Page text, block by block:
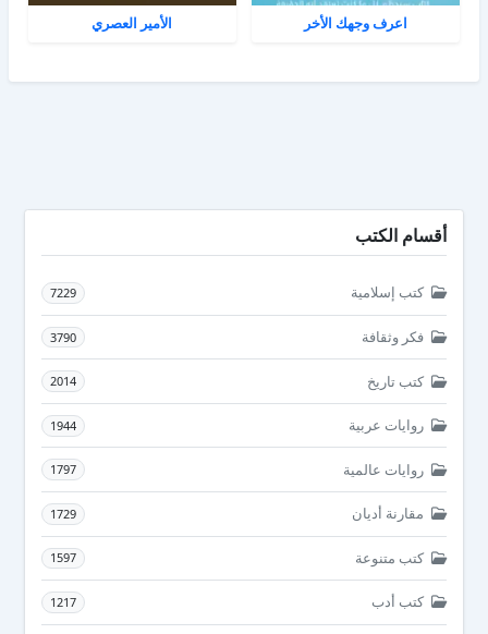
اعرف وجهك الأخر الأمير العصري
أقسام الكتب
كتب إسلامية 7229
فكر وثقافة 3790
كتب تاريخ 2014
روايات عربية 1944
روايات عالمية 1797
مقارنة أديان 1729
كتب متنوعة 1597
كتب أدب 1217